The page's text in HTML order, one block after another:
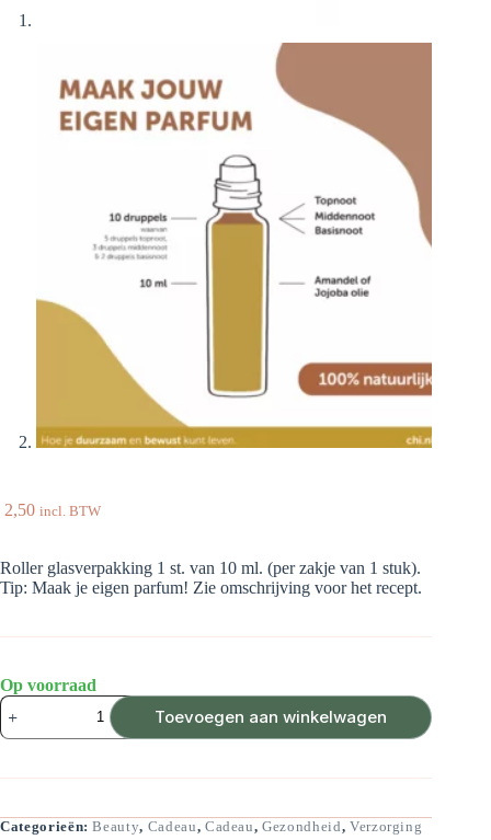
2,50 incl. BTW
Roller glasverpakking 1 st. van 10 ml. (per zakje van 1 stuk).
Tip: Maak je eigen parfum! Zie omschrijving voor het recept.
Op voorraad
Roller
glasverpakking
aantal
Toevoegen aan winkelwagen
Categorieën:Beauty, Cadeau, Cadeau,Gezondheid, Verzorging